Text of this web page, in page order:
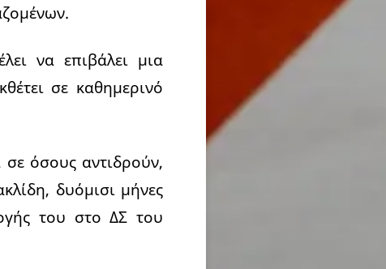
να επιβάλει μια
σε καθημερινό
σε όσους αντιδρούν,
δυόμισι μήνες
του στο ΔΣ του